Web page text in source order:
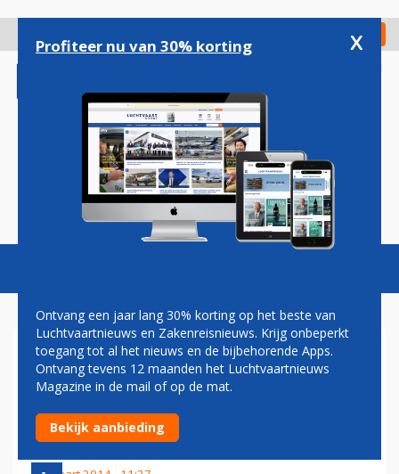
gaan
Check in
Magazine Podcasts Vacatures
A330 VAN RAF DOOK ABRUPT
DOOR BEKNELDE
FOTOCAMERA
Profiteer nu van 30% korting x
Ontvang een jaar lang 30% korting op het beste van
Luchtvaartnieuws en Zakenreisnieuws. Krijg onbeperkt
toegang tot al het nieuws en de bijbehorende Apps.
Ontvang tevens 12 maanden het Luchtvaartnieuws
Magazine in de mail of op de mat.
Bekijk aanbieding